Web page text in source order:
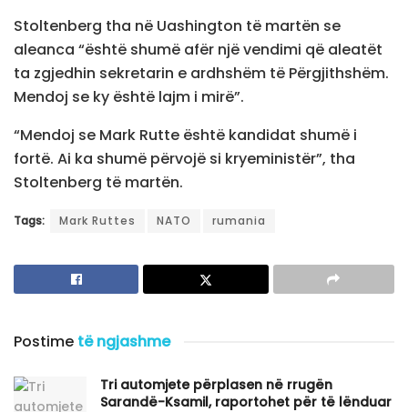
Stoltenberg tha në Uashington të martën se
aleanca “është shumë afër një vendimi që aleatët
ta zgjedhin sekretarin e ardhshëm të Përgjithshëm.
Mendoj se ky është lajm i mirë”.
“Mendoj se Mark Rutte është kandidat shumë i
fortë. Ai ka shumë përvojë si kryeministër”, tha
Stoltenberg të martën.
Tags: Mark Ruttes NATO rumania
Postime të ngjashme
Tri automjete përplasen në rrugën
Sarandë-Ksamil, raportohet për të lënduar